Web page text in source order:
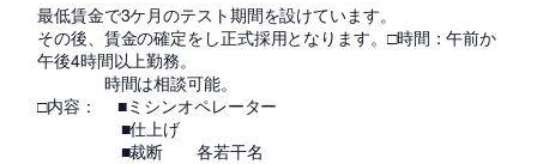
最低賃金で3ケ月のテスト期間を設けています。
その後、賃金の確定をし正式採用となります。□時間：午前か
午後4時間以上勤務。
時間は相談可能。
□内容： ■ミシンオペレーター
■仕上げ
■裁断 各若干名